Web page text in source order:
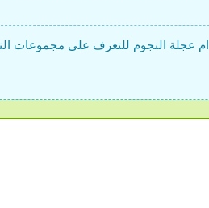
عجلة النجوم للتعرف على مجموعات